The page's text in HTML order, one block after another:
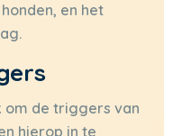
en het
om de triggers van
hierop in te